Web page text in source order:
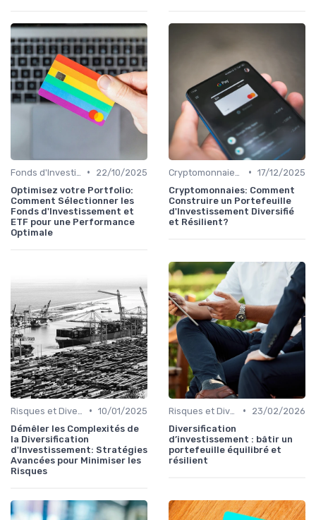
•
22/10/2025
Optimisez votre Portfolio:
Comment Sélectionner les
Fonds d'Investissement et
ETF pour une Performance
Optimale
• 17/12/2025
Cryptomonnaies: Comment
Construire un Portefeuille
d'Investissement Diversifié
et Résilient?
• 10/01/2025
Démêler les Complexités de
la Diversification
d'Investissement: Stratégies
Avancées pour Minimiser les
Risques
•
23/02/2026
Diversification
d’investissement : bâtir un
portefeuille équilibré et
résilient